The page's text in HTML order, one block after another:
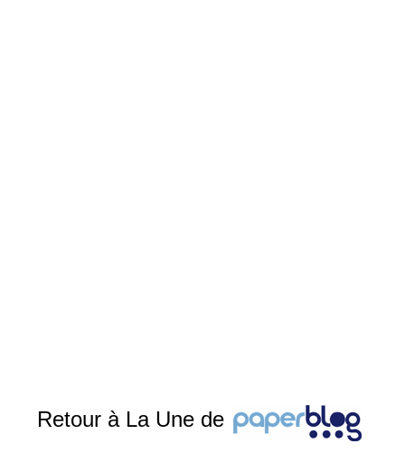
Retour à La Une de